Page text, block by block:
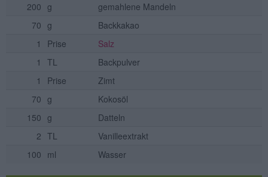
200 g
gemahlene Mandeln
70 g
Backkakao
1
Prise
Salz
1
TL
Backpulver
1
Prise
Zimt
70 g
Kokosöl
150 g
Datteln
2 TL
Vanilleextrakt
100 ml Wasser